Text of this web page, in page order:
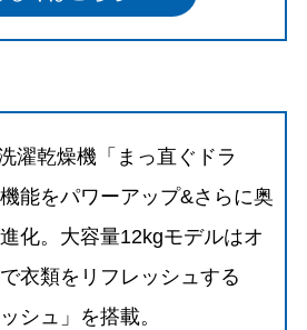
濯乾燥機「まっ直ぐドラ
能をパワーアップ&さらに奥
化。大容量12kgモデルはオ
衣類をリフレッシュする
シュ」を搭載。